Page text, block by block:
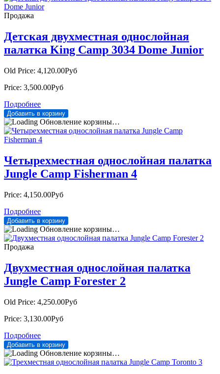
Продажа
Детская двухместная однослойная
палатка King Camp 3034 Dome Junior
Old Price: 4,120.00Руб
Price: 3,500.00Руб
Подробнее
Обновление корзины…
Четырехместная однослойная палатка
Jungle Camp Fisherman 4
Price: 4,150.00Руб
Подробнее
Обновление корзины…
Продажа
Двухместная однослойная палатка
Jungle Camp Forester 2
Old Price: 4,250.00Руб
Price: 3,130.00Руб
Подробнее
Обновление корзины…